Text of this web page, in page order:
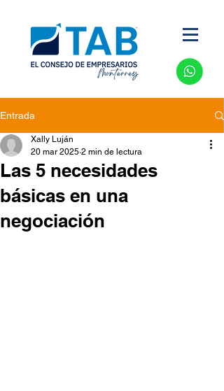
Entrada
Las 5 necesidades
básicas en una
negociación
Xally Luján
20 mar 2025 2 min de lectura